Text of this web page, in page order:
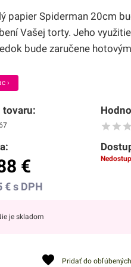
papier Spiderman 20cm
Vašej torty. Jeho
bude zaručene
›
tovaru:
€
€s DPH
je skladom
Pridať do obľúbených